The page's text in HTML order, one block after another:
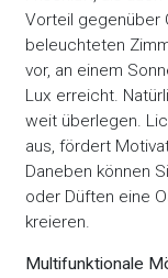
Vorteil gegenüber
beleuchteten
vor, an einem
Lux erreicht.
weit überlegen.
aus, fördert
Daneben können
oder Düften eine
kreieren.
Multifunktionale